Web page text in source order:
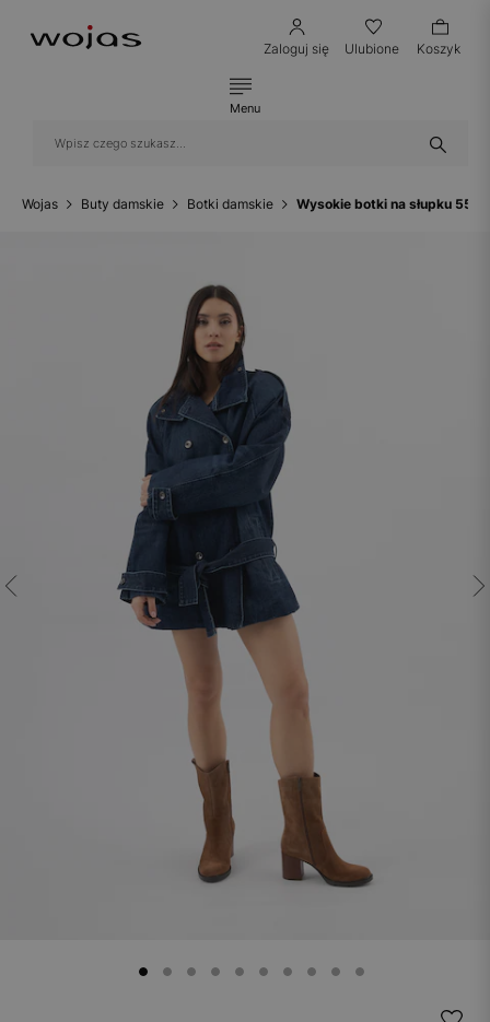
Zaloguj się Ulubione Koszyk
Menu
Wojas Buty damskie Botki damskie Wysokie botki na słupku